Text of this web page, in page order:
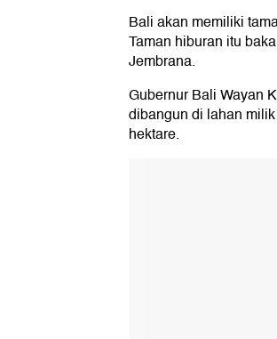
Bali akan memiliki
Taman hiburan itu
Jembrana.
Gubernur Bali Wayan
dibangun di lahan
hektare.